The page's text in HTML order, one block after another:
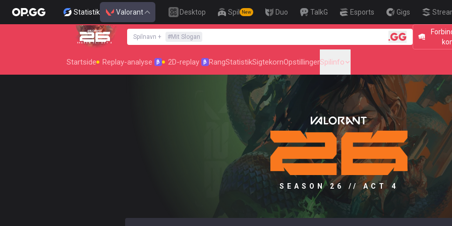
Statistik Valorant Desktop Spil New Duo TalkG Esports Gigs
SEASON 26 : ACT 4
Spilnavn + #Mit Slogan 🎯 Level Up
Startside Replay-analyse β 2D-replay β RangStatistikSigtekornOpstillingerSpilinfo
SEASON 26 // ACT 4